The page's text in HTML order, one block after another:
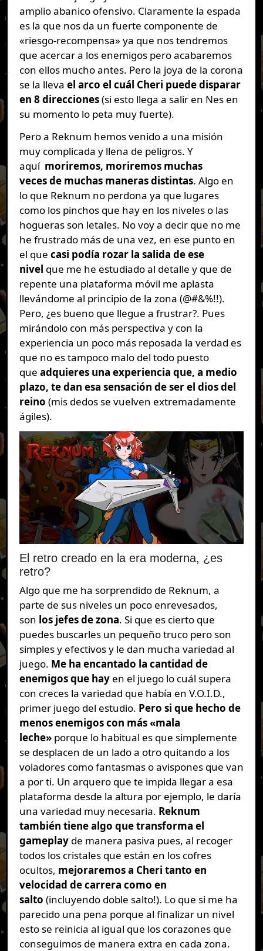
amplio abanico ofensivo. Claramente la espada
es la que nos da un fuerte componente de
«riesgo-recompensa» ya que nos tendremos
que acercar a los enemigos pero acabaremos
con ellos mucho antes. Pero la joya de la corona
se la lleva el arco el cuál Cheri puede disparar
en 8 direcciones(si esto llega a salir en Nes en
su momento lo peta muy fuerte).
Pero a Reknum hemos venido a una misión
muy complicada y llena de peligros. Y
aquí moriremos, moriremos muchas
vecesde muchas maneras distintas. Algo en
lo que Reknum no perdona ya que lugares
como los pinchos que hay en los niveles o las
hogueras son letales. No voy a decir que no me
he frustrado más de una vez, en ese punto en
el que casi podía rozar la salida de ese
nivel que me he estudiado al detalle y que de
repente una plataforma móvil me aplasta
llevándome al principio de la zona (@#&%!!).
Pero, ¿es bueno que llegue a frustrar?. Pues
mirándolo con más perspectiva y con la
experiencia un poco más reposada la verdad es
que no es tampoco malo del todo puesto
que adquieres una experiencia que, a medio
plazo, te dan esa sensación de ser el dios del
reino (mis dedos se vuelven extremadamente
ágiles).
El retro creado en la era moderna, ¿es
retro?
Algo que me ha sorprendido de Reknum, a
parte de sus niveles un poco enrevesados,
son los jefes de zona. Si que es cierto que
puedes buscarles un pequeño truco pero son
simples y efectivos y le dan mucha variedad al
juego. Me ha encantado la cantidad de
enemigos que hay en el juego lo cuál supera
con creces la variedad que había en V.O.I.D.,
primer juego del estudio. Pero si que hecho de
menos enemigos con más «mala
leche»porque lo habitual es que simplemente
se desplacen de un lado a otro quitando a los
voladores como fantasmas o avispones que van
a por ti. Un arquero que te impida llegar a esa
plataforma desde la altura por ejemplo, le daría
una variedad muy necesaria. Reknum
también tiene algo que transforma el
gameplayde manera pasiva pues, al recoger
todos los cristales que están en los cofres
ocultos, mejoraremos a Cheri tanto en
velocidad de carrera como en
salto (incluyendo doble salto!). Lo que si me ha
parecido una pena porque al finalizar un nivel
esto se reinicia al igual que los corazones que
conseguimos de manera extra en cada zona.